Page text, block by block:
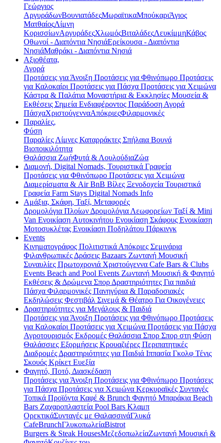
Γεώργιος
ΑργυράδωνΒουνιατάδεςΜωραϊτικαΜπούκαριΆγιος
ΜατθαίοςΛίμνη
ΚορισσίωνΑργυράδεςΧλωμόςΒιταλάδεςΛευκίμμηΚάβος
Οθωνοί - Διαπόντια ΝησιάΕρείκουσα - Διαπόντια
ΝησιάΜαθράκι - Διαπόντια Νησιά
Αξιοθέατα,
Αγορά
Προτάσεις για Άνοιξη Προτάσεις για Φθινόπωρο Προτάσεις
για Καλοκαίρι Προτάσεις για Πάσχα Προτάσεις για Χειμώνα
Κάστρα & Παλάτια Μοναστήρια & Εκκλησίες Μουσεία &
Εκθέσεις Σημεία Ενδιαφέροντος Παράδοση Αγορά
ΠάσχαΧριστούγενναΑπόκριεςΦιλαρμονικές
Παραλίες,
Φύση
Παραλίες Λίμνες Καταρράκτες Σπήλαια Βουνά
Βιοποικιλότητα
Θαλάσσια ΖωήΦυτά & ΛουλούδιαΖώα
Διαμονή, Digital Nomads, Τουριστικά Γραφεία
Προτάσεις για Φθινόπωρο Προτάσεις για Χειμώνα
Διαμερίσματα & Air BnB Βίλες Ξενοδοχεία Τουριστικά
Γραφεία Farm Stays Digital Nomads Info
Αμάξια, Σκάφη, Ταξί, Μεταφορές
Δρομολόγια Πλοίων Δρομολόγια Λεωφορείων Ταξί & Μini
Van Ενοικίαση Aυτοκινήτου Ενοικίαση Σκάφους Ενοικίαση
Μοτοσυκλέτας Ενοικίαση Ποδηλάτου Πάρκινγκ
Events
Κινηματογράφος Πολιτιστικά Απόκριες Σεμινάρια
Φιλανθρωπικές Δράσεις Bazaars Ζωντανή Μουσική
Συναυλίες Πρωτοχρονιά Χριστούγεννα Cafe Bars & Clubs
Events Beach and Pool Events Ζωντανή Μουσική & Φαγητό
Εκθέσεις & Δρώμενα Σπορ Δραστηριότητες Για παιδιά
Πάσχα Φιλαρμονικές Πανηγύρια & Παραδοσιακές
Εκδηλώσεις Φεστιβάλ Σινεμά & Θέατρο Για Οικογένειες
Δραστηριότητες για Μεγάλους & Παιδιά
Προτάσεις για Άνοιξη Προτάσεις για Φθινόπωρο Προτάσεις
για Καλοκαίρι Προτάσεις για Χειμώνα Προτάσεις για Πάσχα
Αγροτουρισμός Εκδρομές Θαλάσσια Σπορ Σπορ στη Φύση
Θαλάσσιες Εξορμήσεις Κρουαζιέρες Περιπατητικές
Διαδρομές Δραστηριότητες για Παιδιά Ιππασία Γκολφ Τένις
Σκουός Κρίκετ Ευεξία
Φαγητό, Ποτό, Διασκέδαση
Προτάσεις για Άνοιξη Προτάσεις για Φθινόπωρο Προτάσεις
για Πάσχα Προτάσεις για Χειμώνα Κερκυραϊκές Συνταγές
Τοπικά Προϊόντα Καφέ & Brunch Φαγητό Μπαράκια Beach
Bars Ζαχαροπλαστεία Pool Bars Κλαμπ
ΟρεκτικάΣυνταγές με ΘαλασσινάΓλυκά
CafeBrunchΓλυκοπωλείαBistrot
Burgers & Steak HousesΜεζεδοπωλείαΖωντανή Μουσική &